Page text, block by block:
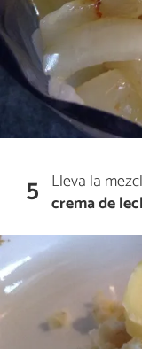
5 Lleva la
crema de